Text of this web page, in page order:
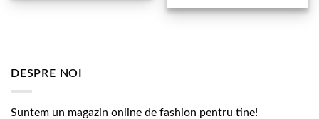
DESPRE NOI
Suntem un magazin online de fashion pentru tine!